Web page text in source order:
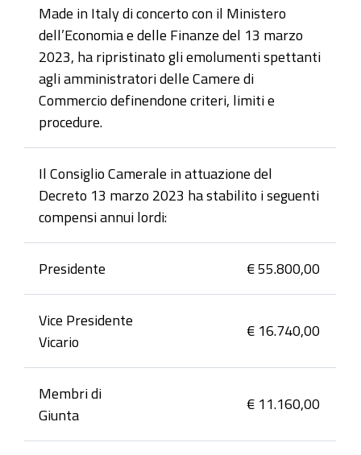
Made in Italy di concerto con il Ministero
dell’Economia e delle Finanze del 13 marzo
2023, ha ripristinato gli emolumenti spettanti
agli amministratori delle Camere di
Commercio definendone criteri, limiti e
procedure.
Il Consiglio Camerale in attuazione del
Decreto 13 marzo 2023 ha stabilito i seguenti
compensi annui lordi:
Presidente € 55.800,00
Vice Presidente
Vicario
€ 16.740,00
Membri di
Giunta
€ 11.160,00